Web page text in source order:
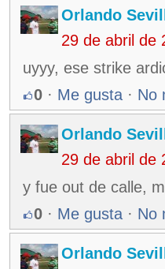
Orlando
29 de abril de
uyyy, ese strike
0 · Me gusta · No
Orlando
29 de abril de
y fue out de calle,
0 · Me gusta · No
Orlando